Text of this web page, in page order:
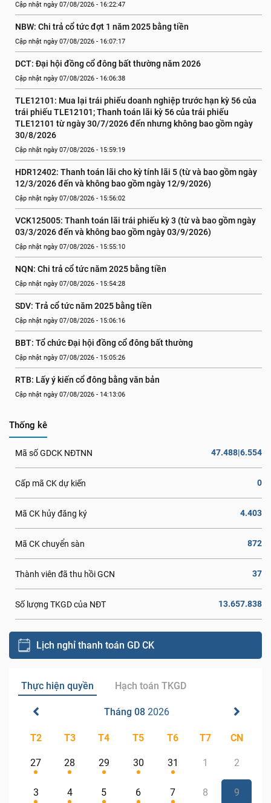
Cập nhật ngày 07/08/2026 - 16:22:47
NBW: Chi trả cổ tức đợt 1 năm 2025 bằng tiền
Cập nhật ngày 07/08/2026 - 16:07:17
DCT: Đại hội đồng cổ đông bất thường năm 2026
Cập nhật ngày 07/08/2026 - 16:06:38
TLE12101: Mua lại trái phiếu doanh nghiệp trước hạn kỳ 56 của
trái phiếu TLE12101; Thanh toán lãi kỳ 56 của trái phiếu
TLE12101 từ ngày 30/7/2026 đến nhưng không bao gồm ngày
30/8/2026
Cập nhật ngày 07/08/2026 - 15:59:19
HDR12402: Thanh toán lãi cho kỳ tính lãi 5 (từ và bao gồm ngày
12/3/2026 đến và không bao gồm ngày 12/9/2026)
Cập nhật ngày 07/08/2026 - 15:56:02
VCK125005: Thanh toán lãi trái phiếu kỳ 3 (từ và bao gồm ngày
03/3/2026 đến và không bao gồm ngày 03/9/2026)
Cập nhật ngày 07/08/2026 - 15:55:10
NQN: Chi trả cổ tức năm 2025 bằng tiền
Cập nhật ngày 07/08/2026 - 15:54:28
SDV: Trả cổ tức năm 2025 bằng tiền
Cập nhật ngày 07/08/2026 - 15:06:16
BBT: Tổ chức Đại hội đồng cổ đông bất thường
Cập nhật ngày 07/08/2026 - 15:05:26
RTB: Lấy ý kiến cổ đông bằng văn bản
Cập nhật ngày 07/08/2026 - 14:13:06
Thống kê
Mã số GDCK NĐTNN 47.488|6.554
Cấp mã CK dự kiến 0
Mã CK hủy đăng ký 4.403
Mã CK chuyển sàn 872
Thành viên đã thu hồi GCN 37
Số lượng TKGD của NĐT 13.657.838
Lịch nghỉ thanh toán GD CK
Thực hiện quyền Hạch toán TKGD
Tháng 08 2026
T2 T3 T4 T5 T6 T7 CN
27 28 29 30 31 1 2
3 4 5 6 7 8 9